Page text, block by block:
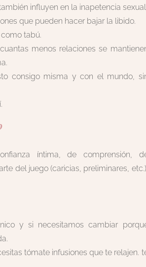
influyen en la inapetencia
que pueden hacer bajar la libido.
tabú.
menos relaciones se
consigo misma y con el mundo,
íntima, de comprensión,
del juego (caricias, preliminares,
y si necesitamos cambiar
tómate infusiones que te relajen.